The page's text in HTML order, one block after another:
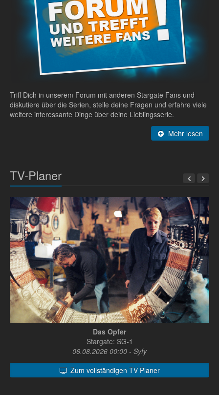
Triff Dich in unserem Forum mit anderen Stargate Fans und
diskutiere über die Serien, stelle deine Fragen und erfahre viele
weitere interessante Dinge über deine Lieblingsserie.
Mehr lesen
TV-Planer
Das Opfer
Stargate: SG-1
06.08.2026 00:00 - Syfy
Zum vollständigen TV Planer